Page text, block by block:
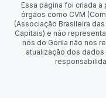
Essa página foi criada
órgãos como CVM
(Associação Brasileira
Capitais) e não
nós do Gorila não nos
atualização dos